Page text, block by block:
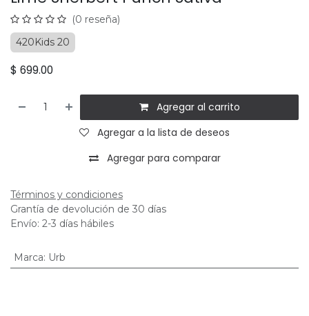
(0 reseña)
420Kids 20
$ 699.00
Agregar al carrito
Agregar para comparar
Agregar a la lista de deseos
Términos y condiciones
Grantía de devolución de 30 días
Envío: 2-3 días hábiles
Marca: Urb